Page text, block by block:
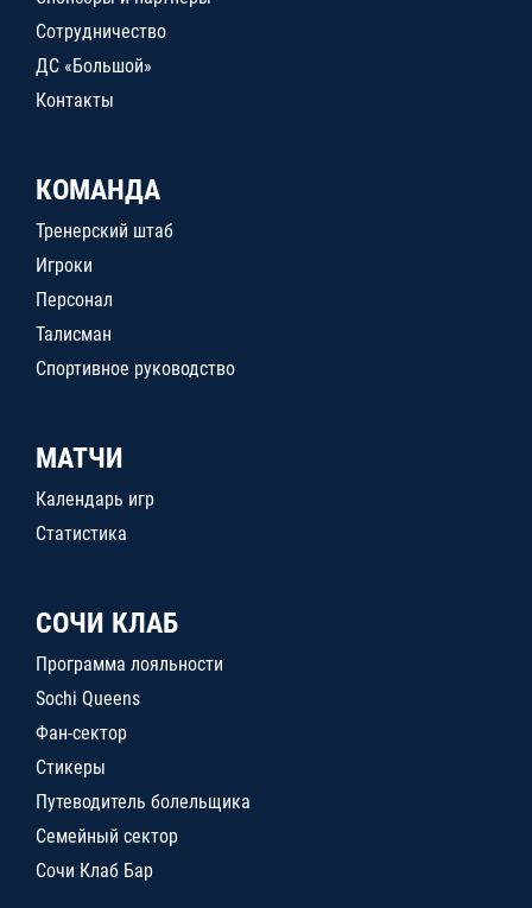
Сотрудничество
ДС «Большой»
Контакты
КОМАНДА
Тренерский штаб
Игроки
Персонал
Талисман
Спортивное руководство
МАТЧИ
Календарь игр
Статистика
СОЧИ КЛАБ
Программа лояльности
Sochi Queens
Фан-сектор
Стикеры
Путеводитель болельщика
Семейный сектор
Сочи Клаб Бар